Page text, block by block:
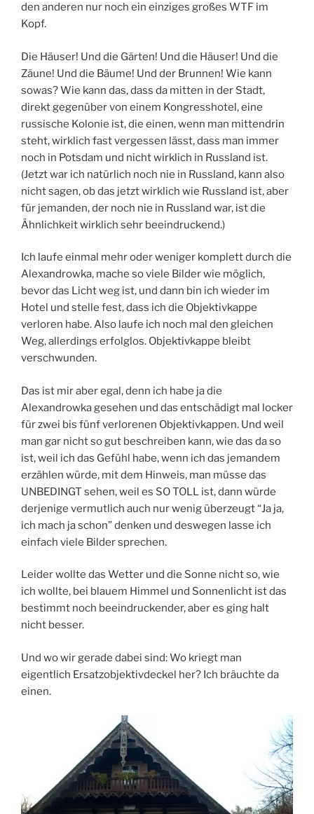
den anderen nur noch ein einziges großes WTF im
Kopf.
Die Häuser! Und die Gärten! Und die Häuser! Und die
Zäune! Und die Bäume! Und der Brunnen! Wie kann
sowas? Wie kann das, dass da mitten in der Stadt,
direkt gegenüber von einem Kongresshotel, eine
russische Kolonie ist, die einen, wenn man mittendrin
steht, wirklich fast vergessen lässt, dass man immer
noch in Potsdam und nicht wirklich in Russland ist.
(Jetzt war ich natürlich noch nie in Russland, kann also
nicht sagen, ob das jetzt wirklich wie Russland ist, aber
für jemanden, der noch nie in Russland war, ist die
Ähnlichkeit wirklich sehr beeindruckend.)
Ich laufe einmal mehr oder weniger komplett durch die
Alexandrowka, mache so viele Bilder wie möglich,
bevor das Licht weg ist, und dann bin ich wieder im
Hotel und stelle fest, dass ich die Objektivkappe
verloren habe. Also laufe ich noch mal den gleichen
Weg, allerdings erfolglos. Objektivkappe bleibt
verschwunden.
Das ist mir aber egal, denn ich habe ja die
Alexandrowka gesehen und das entschädigt mal locker
für zwei bis fünf verlorenen Objektivkappen. Und weil
man gar nicht so gut beschreiben kann, wie das da so
ist, weil ich das Gefühl habe, wenn ich das jemandem
erzählen würde, mit dem Hinweis, man müsse das
UNBEDINGT sehen, weil es SO TOLL ist, dann würde
derjenige vermutlich auch nur wenig überzeugt “Ja ja,
ich mach ja schon” denken und deswegen lasse ich
einfach viele Bilder sprechen.
Leider wollte das Wetter und die Sonne nicht so, wie
ich wollte, bei blauem Himmel und Sonnenlicht ist das
bestimmt noch beeindruckender, aber es ging halt
nicht besser.
Und wo wir gerade dabei sind: Wo kriegt man
eigentlich Ersatzobjektivdeckel her? Ich bräuchte da
einen.